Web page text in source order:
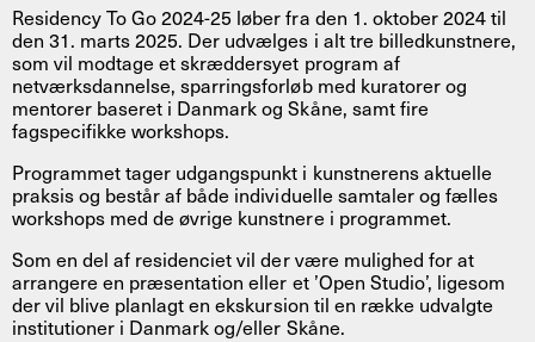
Residency To Go 2024-25 løber fra den 1. oktober 2024 til
den 31. marts 2025. Der udvælges i alt tre billedkunstnere,
som vil modtage et skræddersyet program af
netværksdannelse, sparringsforløb med kuratorer og
mentorer baseret i Danmark og Skåne, samt fire
fagspecifikke workshops.
Programmet tager udgangspunkt i kunstnerens aktuelle
praksis og består af både individuelle samtaler og fælles
workshops med de øvrige kunstnere i programmet.
Som en del af residenciet vil der være mulighed for at
arrangere en præsentation eller et ’Open Studio’, ligesom
der vil blive planlagt en ekskursion til en række udvalgte
institutioner i Danmark og/eller Skåne.